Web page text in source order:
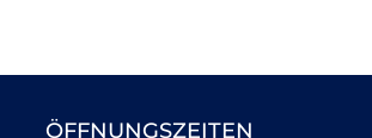
ÖFFNUNGSZEITEN